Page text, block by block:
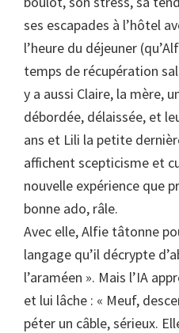
ses escapades à l’hôtel
l’heure du déjeuner
temps de récupération
y a aussi Claire, la mère,
débordée, délaissée, et
ans et Lili la petite
affichent scepticisme et
nouvelle expérience que
bonne ado, râle.
Avec elle, Alfie tâtonne
langage qu’il décrypte
l’araméen ». Mais l’IA
et lui lâche : « Meuf,
péter un câble, sérieux.